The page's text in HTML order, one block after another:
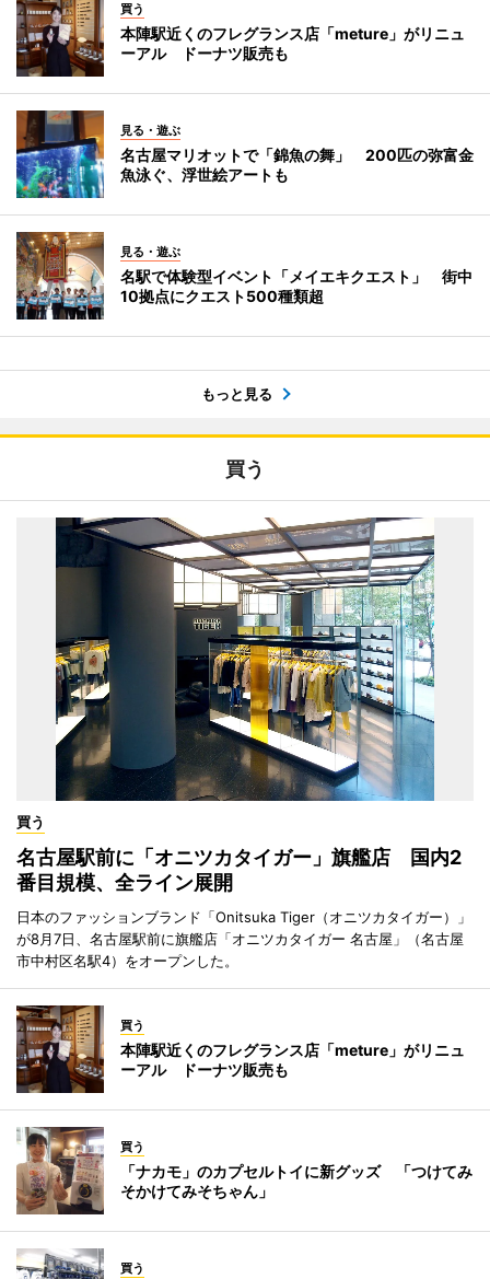
買う
本陣駅近くのフレグランス店「meture」がリニュ
ーアル ドーナツ販売も
見る・遊ぶ
名古屋マリオットで「錦魚の舞」 200匹の弥富金
魚泳ぐ、浮世絵アートも
見る・遊ぶ
名駅で体験型イベント「メイエキクエスト」 街中
10拠点にクエスト500種類超
もっと見る
買う
買う
名古屋駅前に「オニツカタイガー」旗艦店 国内2
番目規模、全ライン展開
日本のファッションブランド「Onitsuka Tiger（オニツカタイガー）」
が8月7日、名古屋駅前に旗艦店「オニツカタイガー 名古屋」（名古屋
市中村区名駅4）をオープンした。
買う
本陣駅近くのフレグランス店「meture」がリニュ
ーアル ドーナツ販売も
買う
「ナカモ」のカプセルトイに新グッズ 「つけてみ
そかけてみそちゃん」
買う